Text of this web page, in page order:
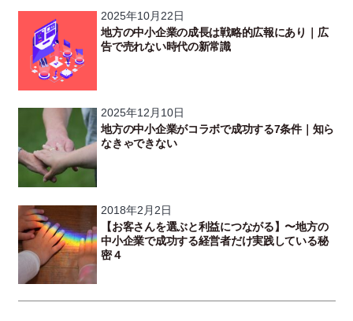
2025年10月22日
地方の中小企業の成長は戦略的広報にあり｜広
告で売れない時代の新常識
2025年12月10日
地方の中小企業がコラボで成功する7条件｜知ら
なきゃできない
2018年2月2日
【お客さんを選ぶと利益につながる】〜地方の
中小企業で成功する経営者だけ実践している秘
密４